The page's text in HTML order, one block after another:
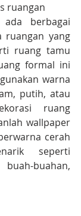
ruangan
berbagai
ruangan yang
ruang tamu
formal ini
warna
putih, atau
ruang
wallpaper
cerah
seperti
buahan,